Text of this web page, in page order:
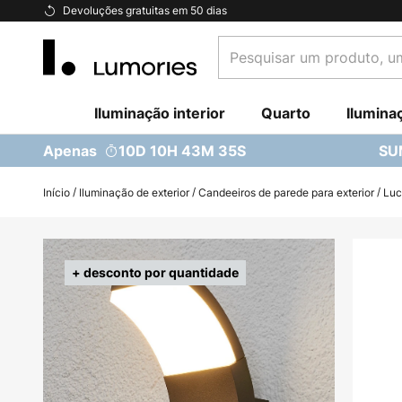
Devoluções gratuitas em 50 dias
Ir
Conteúdo
um
uma
categoria...
Iluminação interior Quarto
Apenas 10D 10H 43M 35S
Início Iluminação de exterior Candeeiros de parede para exterior
+ desconto por quantidade
Saltar
para
o
final
da
Galeria
de